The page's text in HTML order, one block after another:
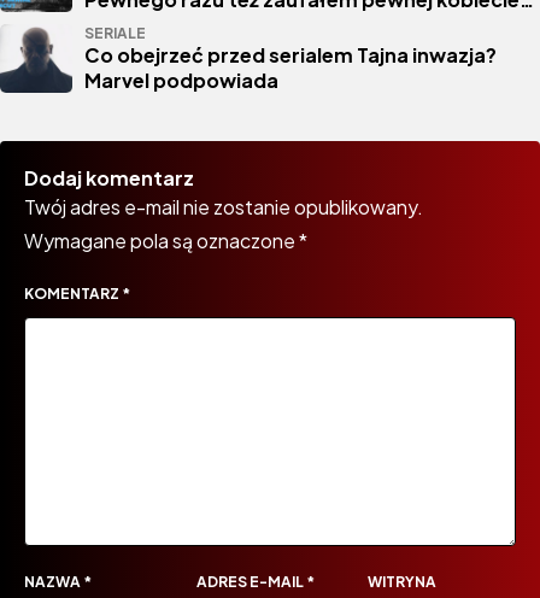
SERIALE
Co obejrzeć przed serialem Tajna inwazja?
Marvel podpowiada
Dodaj komentarz
Twój adres e-mail nie zostanie opublikowany.
Wymagane pola są oznaczone*
KOMENTARZ *
NAZWA * ADRES E-MAIL *
WITRYNA